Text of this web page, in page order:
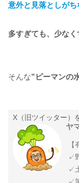
意外と見落としがち
多すぎても、少なく
そんな”ピーマンの
X（旧ツイッター）
ヤ
【
✓
✓